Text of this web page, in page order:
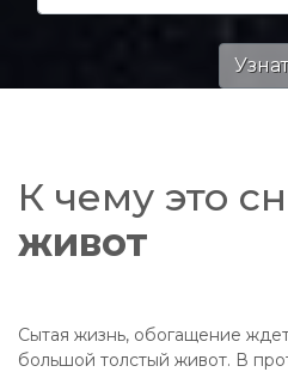
К чему это
живот
Сытая жизнь, обогащение
большой толстый живот. В